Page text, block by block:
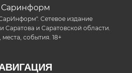
Сетевое издание
и Саратовской области.
события. 18+